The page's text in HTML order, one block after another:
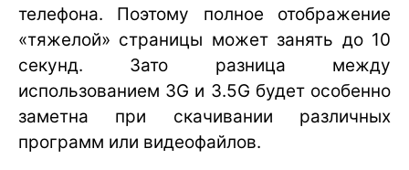
телефона. Поэтому полное отображение
«тяжелой» страницы может занять до 10
секунд. Зато разница между
использованием 3G и 3.5G будет особенно
заметна при скачивании различных
программ или видеофайлов.